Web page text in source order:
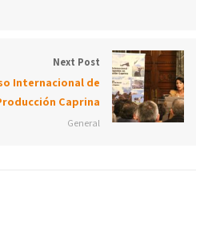
Next Post
Internacional de
Caprina
General